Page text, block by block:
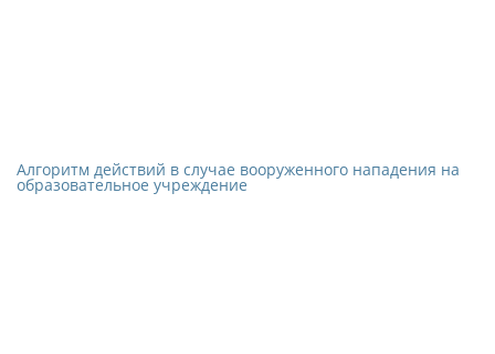
Алгоритм действий в случае вооруженного нападения на
образовательное учреждение